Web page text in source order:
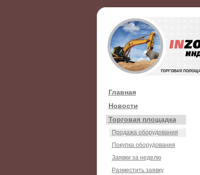
Главная
Новости
Торговая площадка
Продажа оборудования
Покупка оборудования
Заявки за неделю
Разместить заявку